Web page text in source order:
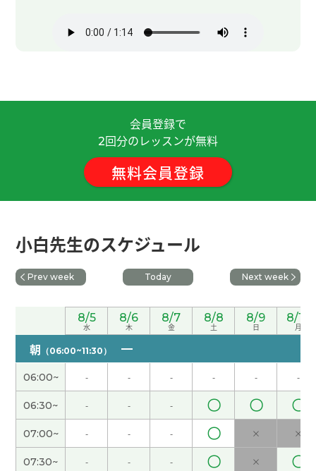
思！ 我们这边有“那不勒斯意面”。我们都喜欢这种
我这边几乎不下冰雹，所以我记不清楚上次什么时
候下冰雹。不管怎样，这20年来，受全球变暖的影
响，日本也好，中国也好，世界各地都频发异常天
气。将来真是不堪设想。( 50代 男性 )
我在中国的时候，没有机会去这样的饭店，太遗憾
了。在我去过的饭店中，店名里有"清真"这两个字
吃的了，哈哈哈。( 50代 男性 )
我家几乎不吃杂粮。因为我老婆不太喜欢吃杂粮。
米。如果大米和发芽玄米按1对1的比例煮熟，我们
就能没有违和感吃。你吃过没吃过发芽玄米？没吃
过的话，试试看吧！
我知道枇杷确实是一种水果，但是总觉得枇杷不太
受大家的欢迎。我也想不起来上一次什么时候吃枇
杷。我觉得像我那样的日本人肯定不少啊。中国
呢？在你们中国人中，很喜欢吃枇杷的人多不多？
50代 男性 )
会員登録で
2回分のレッスンが無料
無料会員登録
小白先生のスケジュール
Prev week Today Next week
8/5
水
8/6
木
8/7
金
8/8
土
8/9
日
8/10
月
朝 （06:00~11:30）
06:00~ - - - - - -
06:30~ - - - 〇 〇 〇
07:00~ - - - 〇 × ×
07:30~ - - - 〇 × 〇